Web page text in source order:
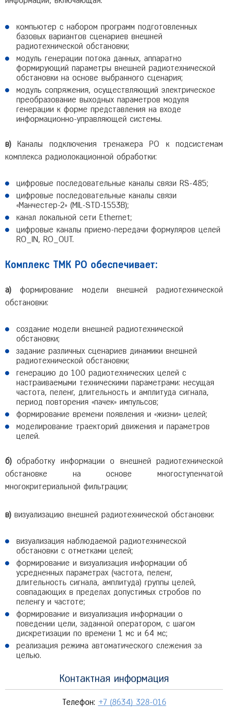
компьютер с набором программ подготовленных
базовых вариантов сценариев внешней
радиотехнической обстановки;
модуль генерации потока данных, аппаратно
формирующий параметры внешней радиотехнической
обстановки на основе выбранного сценария;
модуль сопряжения, осуществляющий электрическое
преобразование выходных параметров модуля
генерации к форме представления на входе
информационно-управляющей системы.
в) Каналы подключения тренажера РО к подсистемам
комплекса радиолокационной обработки:
цифровые последовательные каналы связи RS-485;
цифровые последовательные каналы связи
«Манчестер-2» (MIL-STD-1553B);
канал локальной сети Ethernet;
цифровые каналы приемо-передачи формуляров целей
RO_IN, RO_OUT.
Комплекс ТМК РО обеспечивает:
а) формирование модели внешней радиотехнической
обстановки:
создание модели внешней радиотехнической
обстановки;
задание различных сценариев динамики внешней
радиотехнической обстановки;
генерацию до 100 радиотехнических целей с
настраиваемыми техническими параметрами: несущая
частота, пеленг, длительность и амплитуда сигнала,
период повторения «пачек» импульсов;
формирование времени появления и «жизни» целей;
моделирование траекторий движения и параметров
целей.
б) обработку информации о внешней радиотехнической
обстановке на основе многоступенчатой
многокритериальной фильтрации;
в) визуализацию внешней радиотехнической обстановки:
визуализация наблюдаемой радиотехнической
обстановки с отметками целей;
формирование и визуализация информации об
усредненных параметрах (частота, пеленг,
длительность сигнала, амплитуда) группы целей,
совпадающих в пределах допустимых стробов по
пеленгу и частоте;
формирование и визуализация информации о
поведении цели, заданной оператором, с шагом
дискретизации по времени 1 мс и 64 мс;
реализация режима автоматического слежения за
целью.
Контактная информация
Телефон: +7 (8634) 328-016